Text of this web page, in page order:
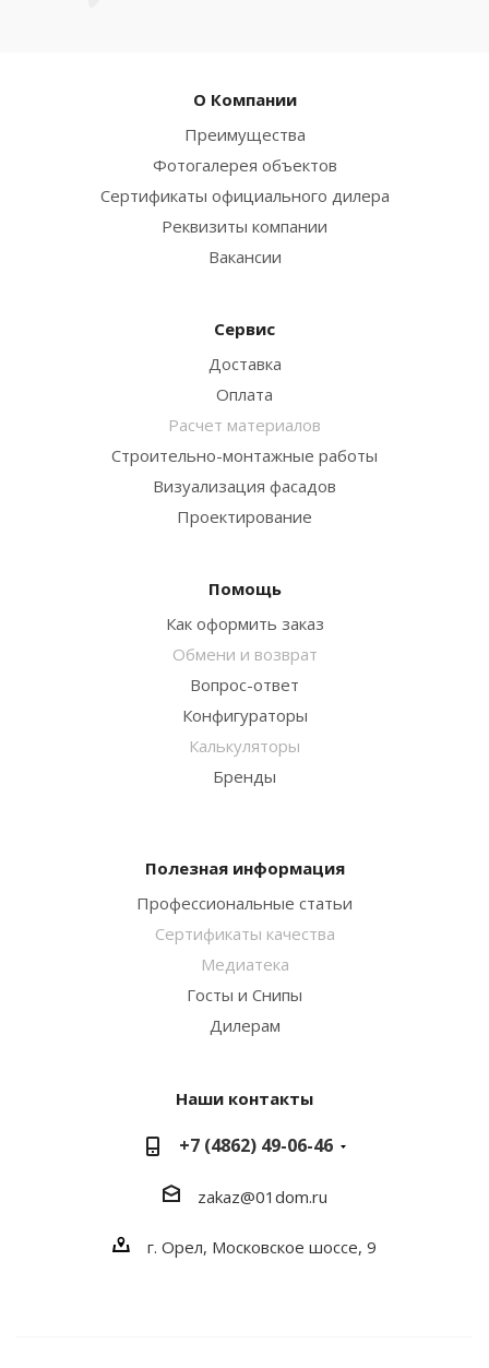
О Компании
Преимущества
Фотогалерея объектов
Сертификаты официального дилера
Реквизиты компании
Вакансии
Сервис
Доставка
Оплата
Расчет материалов
Строительно-монтажные работы
Визуализация фасадов
Проектирование
Помощь
Как оформить заказ
Обмени и возврат
Вопрос-ответ
Конфигураторы
Калькуляторы
Бренды
Полезная информация
Профессиональные статьи
Сертификаты качества
Медиатека
Госты и Снипы
Дилерам
Наши контакты
+7 (4862) 49-06-46
zakaz@01dom.ru
г. Орел, Московское шоссе, 9